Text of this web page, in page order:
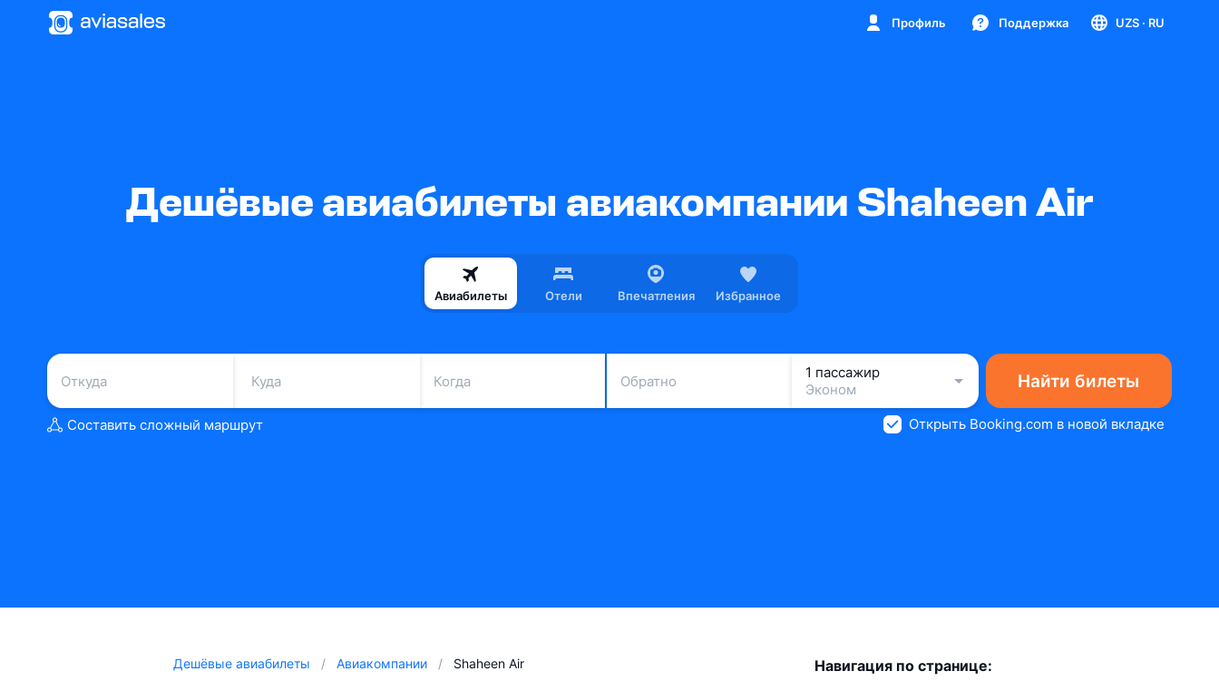
Профиль Поддержка UZS · RU
Дешёвые авиабилеты авиакомпании Shaheen Air
Авиабилеты Отели Впечатления Избранное
Когда Обратно
1 пассажир
Эконом
Найти билеты
Составить сложный маршрут Открыть Booking.com в новой вкладке
Дешёвые авиабилеты Авиакомпании Shaheen Air Навигация по странице: